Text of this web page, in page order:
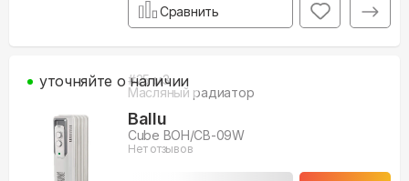
Сравнить
#25м3
Масляный радиатор
Ballu
Cube BOH/CB-09W
Нет отзывов
уточняйте о наличии